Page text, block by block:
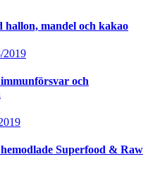
hallon, mandel och kakao
2019
och
Superfood & Raw